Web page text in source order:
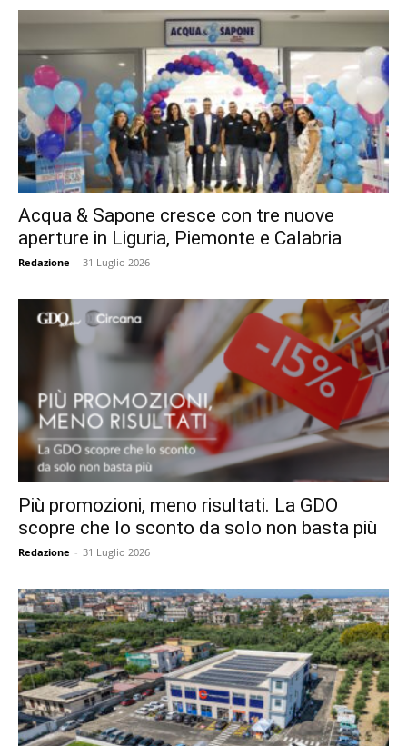
Acqua & Sapone cresce con tre nuove
aperture in Liguria, Piemonte e Calabria
Redazione - 31 Luglio 2026
Più promozioni, meno risultati. La GDO
scopre che lo sconto da solo non basta più
Redazione - 31 Luglio 2026